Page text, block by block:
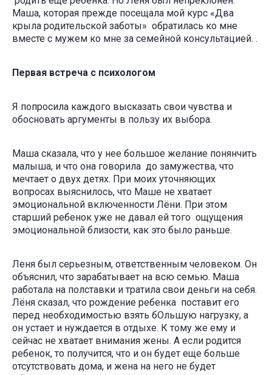
Маша, которая прежде посещала мой курс «Два
крыла родительской заботы» обратилась ко мне
вместе с мужем ко мне за семейной консультацией. .
Первая встреча с психологом
Я попросила каждого высказать свои чувства и
обосновать аргументы в пользу их выбора.
Маша сказала, что у нее большое желание понянчить
малыша, и что она говорила до замужества, что
мечтает о двух детях. При моих уточняющих
вопросах выяснилось, что Маше не хватает
эмоциональной включенности Лёни. При этом
старший ребенок уже не давал ей того ощущения
эмоциональной близости, как это было раньше.
Леня был серьезным, ответственным человеком. Он
объяснил, что зарабатывает на всю семью. Маша
работала на полставки и тратила свои деньги на себя.
Лёня сказал, что рождение ребенка поставит его
перед необходимостью взять бОльшую нагрузку, а
он устает и нуждается в отдыхе. К тому же ему и
сейчас не хватает внимания жены. А если родится
ребенок, то получится, что и он будет еще больше
отсутствовать дома, и жена на него не будет